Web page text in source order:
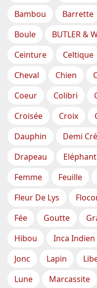
Bambou
Barrette
Boule
BUTLER &
Ceinture
Celtique
Cheval
Chien
Coeur
Colibri
Croisée
Croix
Dauphin
Demi
Drapeau
Eléphant
Femme
Feuille
Fleur De Lys
Fée
Goutte
Hibou
Inca Indien
Jonc
Lapin
Lune
Marcassite